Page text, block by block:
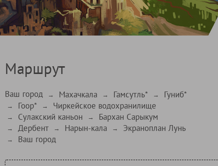
Маршрут
Ваш город → Махачкала → Гамсутль* → Гуниб*
→ Гоор* → Чиркейское водохранилище
→ Сулакский каньон → Бархан Сарыкум
→ Дербент → Нарын-кала → Экраноплан Лунь
→ Ваш город